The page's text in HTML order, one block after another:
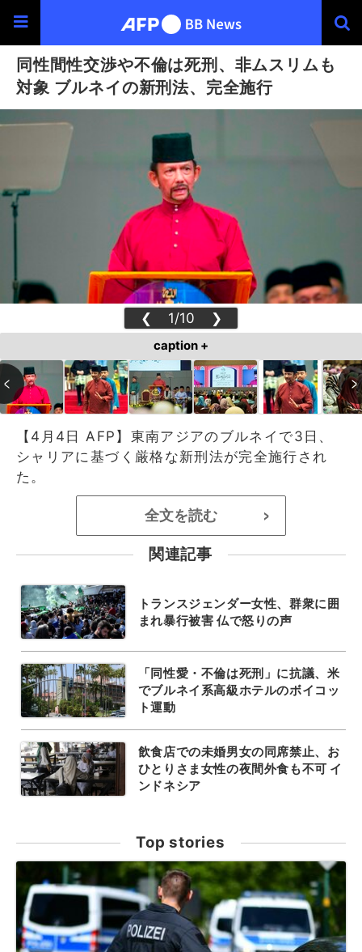
同性間性交渉や不倫は死刑、非ムスリムも
対象 ブルネイの新刑法、完全施行
❮ 1/10 ❯
caption +
【4月4日 AFP】東南アジアのブルネイで3日、
シャリアに基づく厳格な新刑法が完全施行され
た。
全文を読む >
関連記事
トランスジェンダー女性、群衆に囲
まれ暴行被害 仏で怒りの声
「同性愛・不倫は死刑」に抗議、米
でブルネイ系高級ホテルのボイコッ
ト運動
飲食店での未婚男女の同席禁止、お
ひとりさま女性の夜間外食も不可 イ
ンドネシア
Top stories